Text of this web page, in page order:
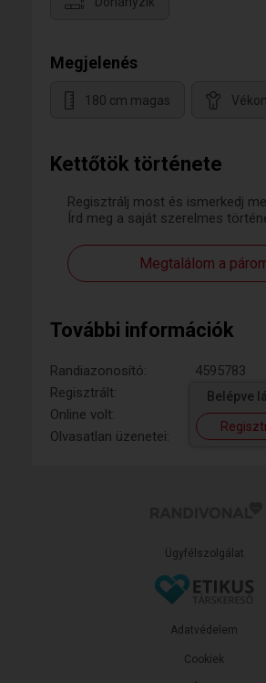
Kettőtök története
Regisztrálj most és ismerkedj
Írd meg a saját szerelmes
Megtalálom a
További információk
Randiazonosító:
4595783
Regisztrált:
Online volt:
Olvasatlan üzenetei:
Belépve
Megjelenés
180 cm magas
Ügyfélszolgálat
Adatvédelem
Cookiek